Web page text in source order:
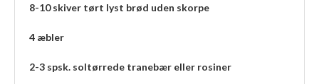
8-10 skiver tørt lyst brød uden skorpe
4 æbler
2-3 spsk. soltørrede tranebær eller rosiner